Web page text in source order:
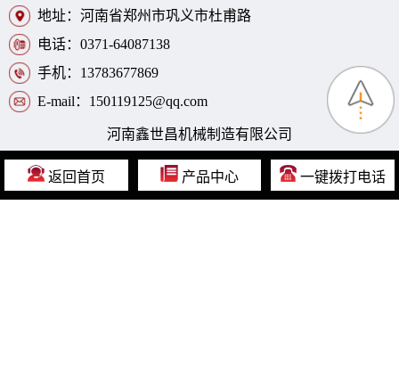
地址：河南省郑州市巩义市杜甫路
电话：0371-64087138
手机：13783677869
E-mail：150119125@qq.com
河南鑫世昌机械制造有限公司
返回首页 产品中心 一键拨打电话